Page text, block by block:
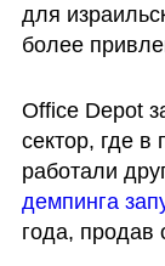
для
более
Office Depot
сектор, где
работали
демпинга
года, продав